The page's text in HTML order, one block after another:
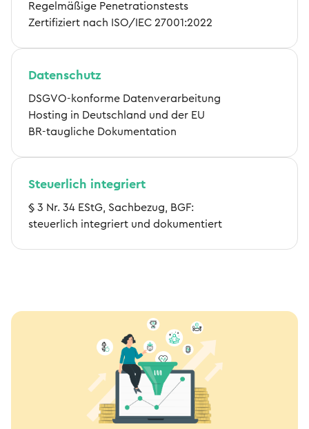
Regelmäßige Penetrationstests
Zertifiziert nach ISO/IEC 27001:2022
Datenschutz
DSGVO-konforme Datenverarbeitung
Hosting in Deutschland und der EU
BR-taugliche Dokumentation
Steuerlich integriert
§ 3 Nr. 34 EStG, Sachbezug, BGF:
steuerlich integriert und dokumentiert